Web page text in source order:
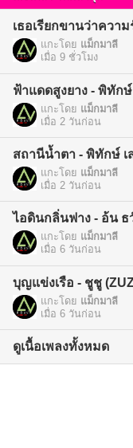
เธอเรียกขานว่าควา
แกะโดย แม็กมาลี
เมื่อ 9 ชั่วโมง
ฟ้าแดดสูงยาง - พิทัก
แกะโดย แม็กมาลี
เมื่อ 2 วันก่อน
สถานีน้ำตา - พิทักษ์ เ
แกะโดย แม็กมาลี
เมื่อ 2 วันก่อน
ไอดินกลิ่นฟาง - อ้น ธ
แกะโดย แม็กมาลี
เมื่อ 6 วันก่อน
บุญแข่งเรือ - ชูชู
แกะโดย แม็กมาลี
เมื่อ 6 วันก่อน
ดูเนื้อเพลงทั้งหมด